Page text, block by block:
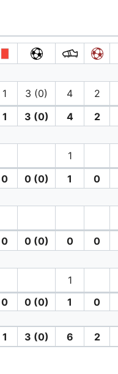
1 3 (0) 4 2
1 3 (0) 4 2
1
0 0 (0) 1 0
0 0 (0) 0 0
1
0 0 (0) 1 0
1 3 (0) 6 2